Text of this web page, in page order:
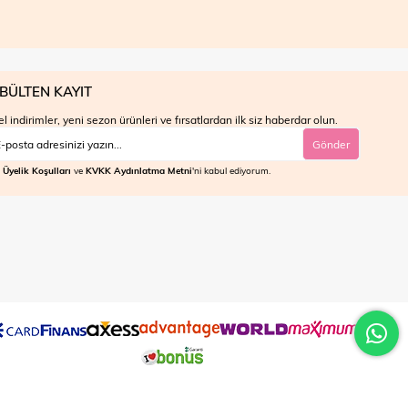
KAYIT
indirimler, yeni sezon ürünleri ve fırsatlardan ilk siz haberdar olun.
Gönder
Üyelik Koşulları ve KVKK Aydınlatma Metni'ni kabul ediyorum.